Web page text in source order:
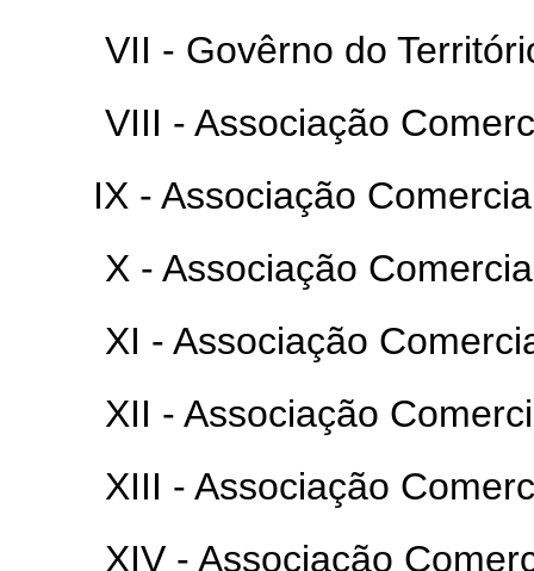
VII - Govêrno do
VIII - Associação
IX - Associação
X - Associação
XI - Associação
XII - Associação
XIII - Associação
XIV - Associação